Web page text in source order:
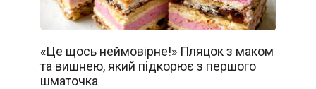
«Це щось неймовірне!» Пляцок з маком
та вишнею, який підкорює з першого
шматочка